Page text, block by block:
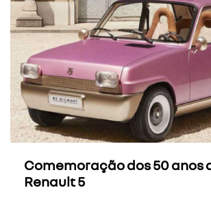
Comemoração dos 50 anos
Renault 5